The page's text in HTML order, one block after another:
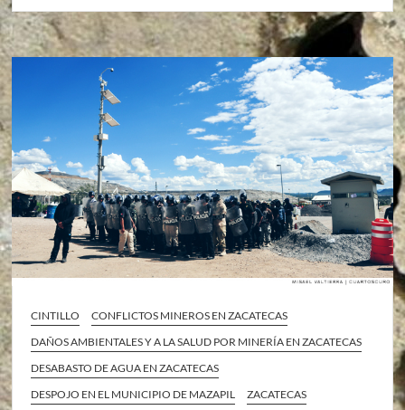
CINTILLO
CONFLICTOS MINEROS EN ZACATECAS
DAÑOS AMBIENTALES Y A LA SALUD POR MINERÍA EN ZACATECAS
DESABASTO DE AGUA EN ZACATECAS
DESPOJO EN EL MUNICIPIO DE MAZAPIL
ZACATECAS